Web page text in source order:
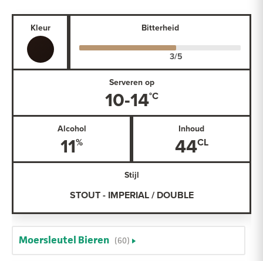
Kleur Bitterheid
Serveren op
10-14
Alcohol
11
Inhoud
44
Stijl
STOUT - IMPERIAL / DOUBLE
Moersleutel Bieren (60)